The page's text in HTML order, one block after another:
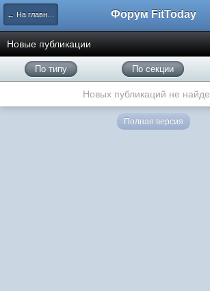
← На главную Форум FitToday
Новые публикации
По типу По секции
Новых публикаций не
Полная версия